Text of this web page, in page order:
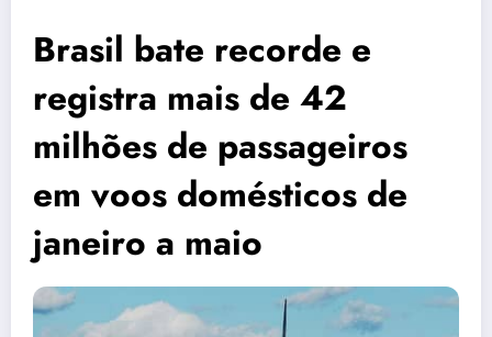
Brasil bate recorde e
registra mais de 42
milhões de passageiros
em voos domésticos de
janeiro a maio